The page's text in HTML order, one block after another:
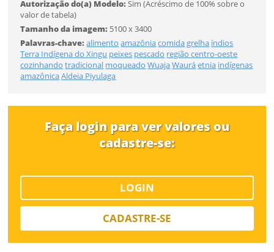
Autorização do(a) Modelo:Sim (Acréscimo de 100% sobre o
valor de tabela)
Tamanho da imagem: 5100 x 3400
Palavras-chave:alimento amazôniacomida grelha índios
Terra Indígena do Xingu peixes pescado região centro-oeste
cozinhando tradicional moqueado WuajaWauráetnia indígenas
amazônicaAldeia Piyulaga
Faça login para ver valores ou
cadastre-se:
LOGIN
CADASTRE-SE
Status